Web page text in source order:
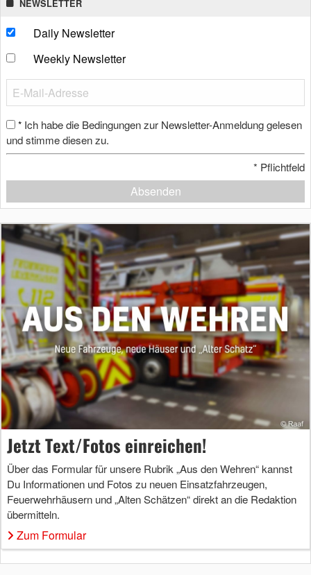
NEWSLETTER
Daily Newsletter
Weekly Newsletter
* Ich habe die Bedingungen zur Newsletter-Anmeldung gelesen
und stimme diesen zu.
* Pflichtfeld
Absenden
Jetzt Text/Fotos einreichen!
Über das Formular für unsere Rubrik „Aus den Wehren“ kannst
Du Informationen und Fotos zu neuen Einsatzfahrzeugen,
Feuerwehrhäusern und „Alten Schätzen“ direkt an die Redaktion
übermitteln.
Zum Formular